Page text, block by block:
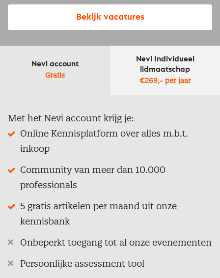
Bekijk vacatures
Nevi account
Gratis
Nevi Individueel
lidmaatschap
€269,- per jaar
Met het Nevi account krijg je:
Online Kennisplatform over alles m.b.t.
inkoop
Community van meer dan 10.000
professionals
5 gratis artikelen per maand uit onze
kennisbank
Onbeperkt toegang tot al onze evenementen
Persoonlijke assessment tool